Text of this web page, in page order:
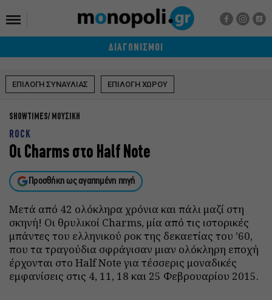
ΔΙΑΓΩΝΙΣΜΟΙ
ΕΠΙΛΟΓΗ ΣΥΝΑΥΛΙΑΣ ΕΠΙΛΟΓΗ ΧΩΡΟΥ
SHOWTIMES ΜΟΥΣΙΚΗ
ROCK
Οι Charms στο Half Note
Προσθήκη ως αγαπημένη πηγή
Μετά από 42 ολόκληρα χρόνια και πάλι μαζί στη
σκηνή! Οι θρυλικοί Charms, μία από τις ιστορικές
μπάντες του ελληνικού ροκ της δεκαετίας του ’60,
που τα τραγούδια σφράγισαν μιαν ολόκληρη εποχή
έρχονται στο Half Note για τέσσερις μοναδικές
εμφανίσεις στις 4, 11, 18 και 25 Φεβρουαρίου 2015.